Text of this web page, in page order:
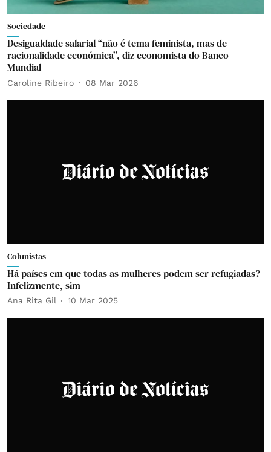
Sociedade
Desigualdade salarial “não é tema feminista, mas de
racionalidade económica”, diz economista do Banco
Mundial
Caroline Ribeiro 08 Mar 2026
Colunistas
Há países em que todas as mulheres podem ser refugiadas?
Infelizmente, sim
Ana Rita Gil 10 Mar 2025